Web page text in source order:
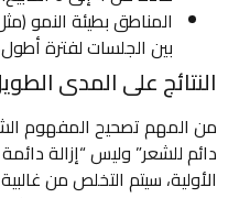
المناطق بطيئة النمو
بين الجلسات لفترة أطول، تتراوح
النتائج على المدى
من المهم تصحيح المفهوم
دائم للشعر” وليس “إزالة
الأولية، سيتم التخلص من